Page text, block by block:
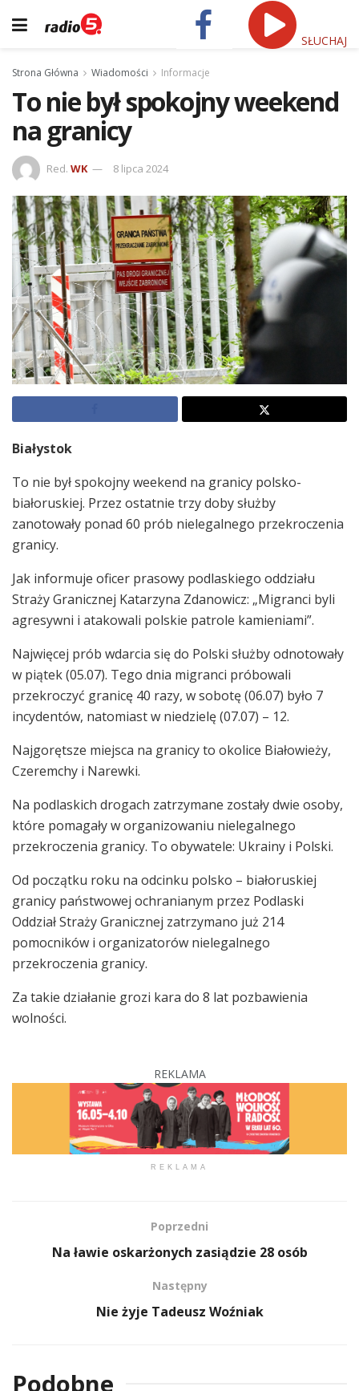
SŁUCHAJ
Strona Główna Wiadomości Informacje
To nie był spokojny weekend
na granicy
Red. WK 8 lipca 2024
Białystok
To nie był spokojny weekend na granicy polsko-
białoruskiej. Przez ostatnie trzy doby służby
zanotowały ponad 60 prób nielegalnego przekroczenia
granicy.
Jak informuje oficer prasowy podlaskiego oddziału
Straży Granicznej Katarzyna Zdanowicz: „Migranci byli
agresywni i atakowali polskie patrole kamieniami”.
Najwięcej prób wdarcia się do Polski służby odnotowały
w piątek (05.07). Tego dnia migranci próbowali
przekroczyć granicę 40 razy, w sobotę (06.07) było 7
incydentów, natomiast w niedzielę (07.07) – 12.
Najgorętsze miejsca na granicy to okolice Białowieży,
Czeremchy i Narewki.
Na podlaskich drogach zatrzymane zostały dwie osoby,
które pomagały w organizowaniu nielegalnego
przekroczenia granicy. To obywatele: Ukrainy i Polski.
Od początku roku na odcinku polsko – białoruskiej
granicy państwowej ochranianym przez Podlaski
Oddział Straży Granicznej zatrzymano już 214
pomocników i organizatorów nielegalnego
przekroczenia granicy.
Za takie działanie grozi kara do 8 lat pozbawienia
wolności.
REKLAMA
REKLAMA
Poprzedni
Na ławie oskarżonych zasiądzie 28 osób
Następny
Nie żyje Tadeusz Woźniak
Podobne